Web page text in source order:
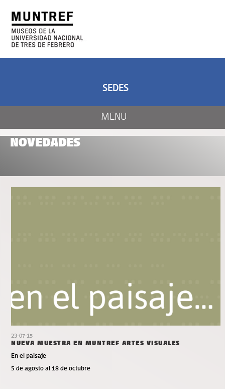
NOVEDADES
23-07-15
NUEVA MUESTRA EN MUNTREF ARTES VISUALES
En el paisaje
5 de agosto al 18 de octubre
MENU
SEDES
CENTRO DE ARTE
Y NATURALEZA
ARTE Y CIENCIA